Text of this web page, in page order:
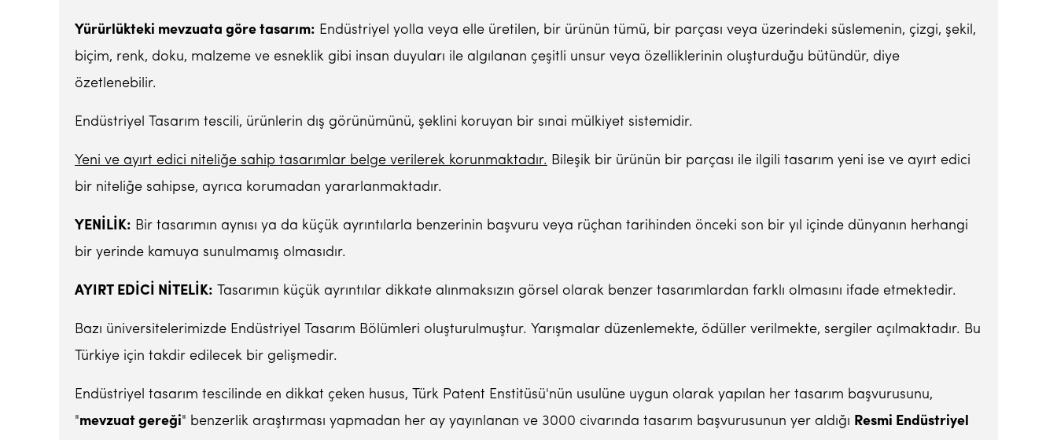
Yürürlükteki mevzuata göre tasarım: Endüstriyel yolla veya elle üretilen, bir ürünün tümü, bir parçası veya üzerindeki süslemenin, çizgi, şekil,
biçim, renk, doku, malzeme ve esneklik gibi insan duyuları ile algılanan çeşitli unsur veya özelliklerinin oluşturduğu bütündür, diye
özetlenebilir.
Endüstriyel Tasarım tescili, ürünlerin dış görünümünü, şeklini koruyan bir sınai mülkiyet sistemidir.
Yeni ve ayırt edici niteliğe sahip tasarımlar belge verilerek korunmaktadır. Bileşik bir ürünün bir parçası ile ilgili tasarım yeni ise ve ayırt edici
bir niteliğe sahipse, ayrıca korumadan yararlanmaktadır.
YENİLİK: Bir tasarımın aynısı ya da küçük ayrıntılarla benzerinin başvuru veya rüçhan tarihinden önceki son bir yıl içinde dünyanın herhangi
bir yerinde kamuya sunulmamış olmasıdır.
AYIRT EDİCİ NİTELİK: Tasarımın küçük ayrıntılar dikkate alınmaksızın görsel olarak benzer tasarımlardan farklı olmasını ifade etmektedir.
Bazı üniversitelerimizde Endüstriyel Tasarım Bölümleri oluşturulmuştur. Yarışmalar düzenlemekte, ödüller verilmekte, sergiler açılmaktadır. Bu
Türkiye için takdir edilecek bir gelişmedir.
Endüstriyel tasarım tescilinde en dikkat çeken husus, Türk Patent Enstitüsü'nün usulüne uygun olarak yapılan her tasarım başvurusunu,
"mevzuat gereği" benzerlik araştırması yapmadan her ay yayınlanan ve 3000 civarında tasarım başvurusunun yer aldığı Resmi Endüstriyel